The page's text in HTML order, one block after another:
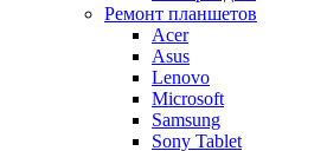
Ремонт планшетов
Acer
Asus
Lenovo
Microsoft
Samsung
Sony Tablet